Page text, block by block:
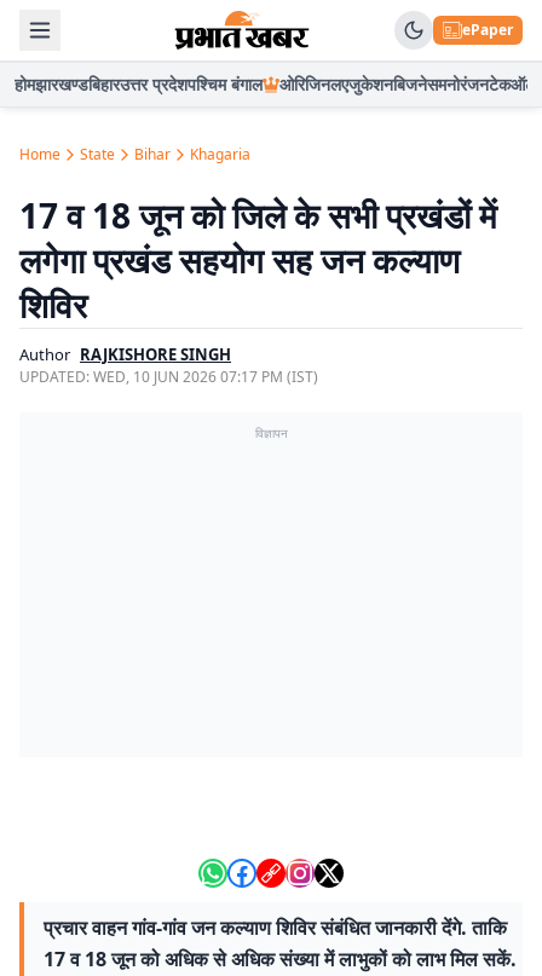
ePaper
होमझारखण्डबिहारउत्तर प्रदेशपश्चिम बंगाल ओरिजिनलएजुकेशनबिजनेसमनोरंजनटेकऑटो
Home State Bihar Khagaria
17 व 18 जून को जिले के सभी प्रखंडों में
लगेगा प्रखंड सहयोग सह जन कल्याण
शिविर
Author RAJKISHORE SINGH
UPDATED:WED, 10 JUN 2026 07:17 PM (IST)
विज्ञापन
प्रचार वाहन गांव-गांव जन कल्याण शिविर संबंधित जानकारी देंगे. ताकि
17 व 18 जून को अधिक से अधिक संख्या में लाभुकों को लाभ मिल सकें.